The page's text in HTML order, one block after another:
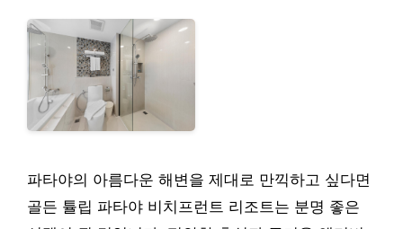
파타야의 아름다운 해변을 제대로 만끽하고 싶다면
골든 튤립 파타야 비치프런트 리조트는 분명 좋은